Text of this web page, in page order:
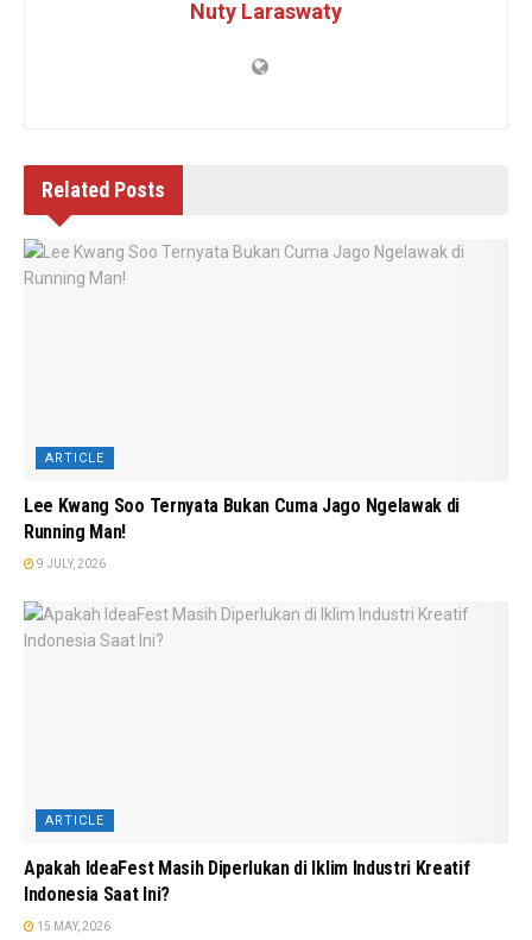
Nuty Laraswaty
Related Posts
ARTICLE
Lee Kwang Soo Ternyata Bukan Cuma Jago Ngelawak di
Running Man!
9 JULY, 2026
ARTICLE
Apakah IdeaFest Masih Diperlukan di Iklim Industri Kreatif
Indonesia Saat Ini?
15 MAY, 2026